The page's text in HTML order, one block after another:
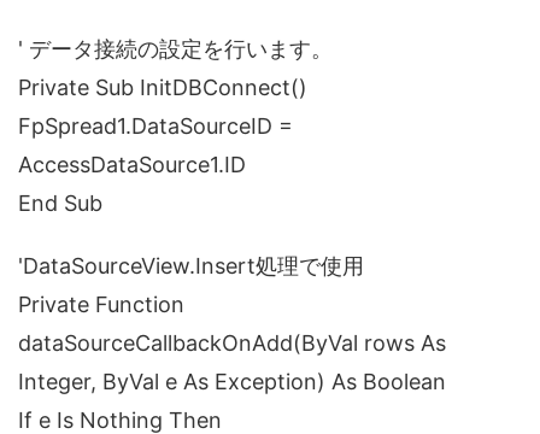
' データ接続の設定を行います。
Private Sub InitDBConnect()
FpSpread1.DataSourceID =
AccessDataSource1.ID
End Sub
'DataSourceView.Insert処理で使用
Private Function
dataSourceCallbackOnAdd(ByVal rows As
Integer, ByVal e As Exception) As Boolean
If e Is Nothing Then